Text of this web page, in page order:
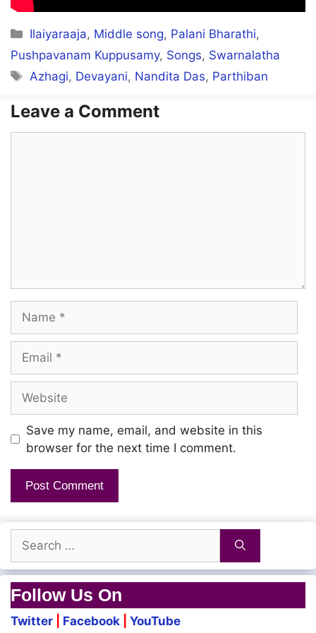
No Vunna Nonu Sollu
Aah Aahn Aah Aahn
Konjam Nee Thaliye! Nillu
Konjina Kothidum Mullu
Konjam Nee Thaliye! Nillu
Konjina Kothidum Mullu
Kothugira Kuruvikellam
Goyapazham Naana?
Ennudaiya Vethalaiku
Muzhichi Muzhichi Parkudhadi!
Un Kaiyil Irukura Mosakutti
Muzhikuthadi!
Kotta Kotta Muzhikuthadi!
Categories
Ilaiyaraaja, Middle song, Palani Bharathi,
Pushpavanam Kuppusamy, Songs, Swarnalatha
Tags
Azhagi, Devayani, Nandita Das, Parthiban
Leave a Comment
Save my name, email, and website in this
browser for the next time I comment.
for:
Follow Us On
Twitter Facebook YouTube